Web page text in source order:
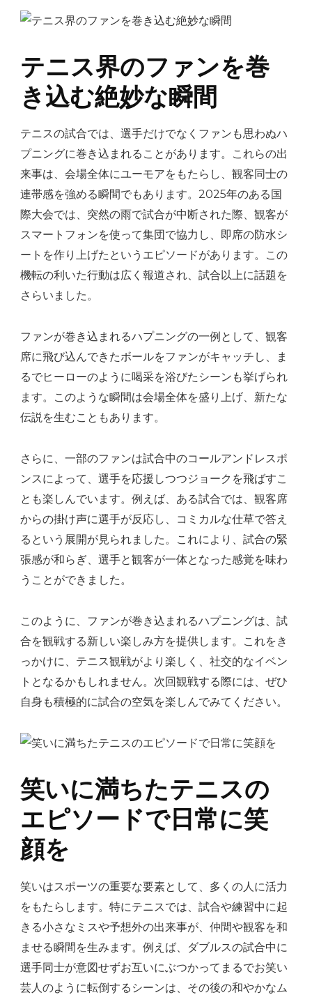
テニス界のファンを巻
き込む絶妙な瞬間
テニスの試合では、選手だけでなくファンも思わぬハ
プニングに巻き込まれることがあります。これらの出
来事は、会場全体にユーモアをもたらし、観客同士の
連帯感を強める瞬間でもあります。2025年のある国
際大会では、突然の雨で試合が中断された際、観客が
スマートフォンを使って集団で協力し、即席の防水シ
ートを作り上げたというエピソードがあります。この
機転の利いた行動は広く報道され、試合以上に話題を
さらいました。
ファンが巻き込まれるハプニングの一例として、観客
席に飛び込んできたボールをファンがキャッチし、ま
るでヒーローのように喝采を浴びたシーンも挙げられ
ます。このような瞬間は会場全体を盛り上げ、新たな
伝説を生むこともあります。
さらに、一部のファンは試合中のコールアンドレスポ
ンスによって、選手を応援しつつジョークを飛ばすこ
とも楽しんでいます。例えば、ある試合では、観客席
からの掛け声に選手が反応し、コミカルな仕草で答え
るという展開が見られました。これにより、試合の緊
張感が和らぎ、選手と観客が一体となった感覚を味わ
うことができました。
このように、ファンが巻き込まれるハプニングは、試
合を観戦する新しい楽しみ方を提供します。これをき
っかけに、テニス観戦がより楽しく、社交的なイベン
トとなるかもしれません。次回観戦する際には、ぜひ
自身も積極的に試合の空気を楽しんでみてください。
笑いに満ちたテニスの
エピソードで日常に笑
顔を
笑いはスポーツの重要な要素として、多くの人に活力
をもたらします。特にテニスでは、試合や練習中に起
きる小さなミスや予想外の出来事が、仲間や観客を和
ませる瞬間を生みます。例えば、ダブルスの試合中に
選手同士が意図せずお互いにぶつかってまるでお笑い
芸人のように転倒するシーンは、その後の和やかなム